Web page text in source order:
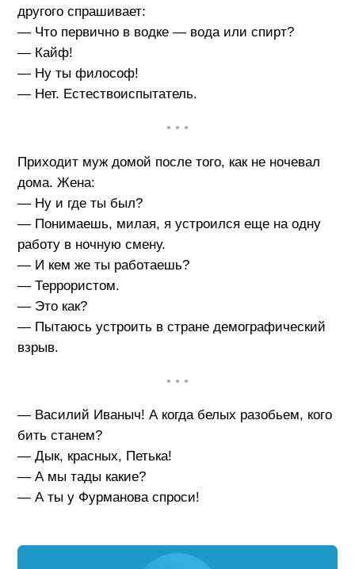
другого спрашивает:
— Что первично в водке — вода или спирт?
— Кайф!
— Ну ты философ!
— Нет. Естествоиспытатель.
• • •
Приходит муж домой после того, как не ночевал
дома. Жена:
— Ну и где ты был?
— Понимаешь, милая, я устроился еще на одну
работу в ночную смену.
— И кем же ты работаешь?
— Террористом.
— Это как?
— Пытаюсь устроить в стране демографический
взрыв.
• • •
— Василий Иваныч! А когда белых разобьем, кого
бить станем?
— Дык, красных, Петька!
— А мы тады какие?
— А ты у Фурманова спроси!